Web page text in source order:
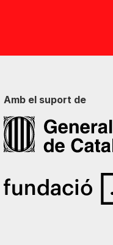
Amb el suport de